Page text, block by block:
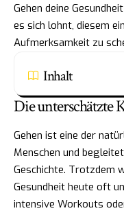
Gehen deine
es sich lohnt, diesem
Aufmerksamkeit zu
Inhalt
Die unterschätzte
Gehen ist eine der
Menschen und
Geschichte. Trotzdem
Gesundheit heute oft
intensive Workouts